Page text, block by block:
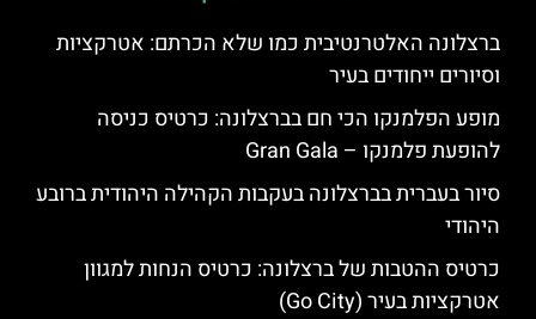
ברצלונה האלטרנטיבית כמו שלא הכרתם: אטרקציות
וסיורים ייחודים בעיר
מופע הפלמנקו הכי חם בברצלונה: כרטיס כניסה
להופעת פלמנקו – Gran Gala
סיור בעברית בברצלונה בעקבות הקהילה היהודית ברובע
היהודי
כרטיס ההטבות של ברצלונה: כרטיס הנחות למגוון
אטרקציות בעיר (Go City)